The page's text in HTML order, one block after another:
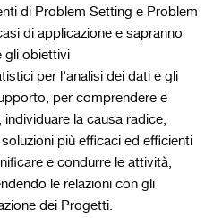
di Problem Setting e Problem
di applicazione e sapranno
gli obiettivi
per l’analisi dei dati e gli
per comprendere e
la causa radice,
più efficaci ed efficienti
e condurre le attività,
le relazioni con gli
dei Progetti.